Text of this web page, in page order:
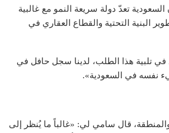
تعدّ دولة سريعة النمو مع غالبية
البنية التحتية والقطاع العقاري في
تلبية هذا الطلب، لدينا سجل حافل في
نفسه في السعودية».
قال سامي لي: «غالباً ما يُنظر إلى